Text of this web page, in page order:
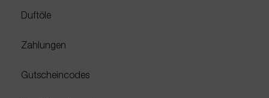
Duftöle
Zahlungen
Gutscheincodes